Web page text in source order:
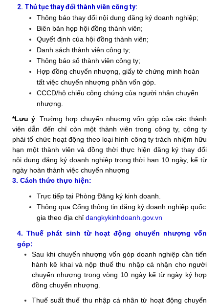
2. Thủ tục thay đổi thành viên công ty:
Thông báo thay đổi nội dung đăng ký doanh nghiệp;
Biên bản họp hội đồng thành viên;
Quyết định của hội đồng thành viên;
Danh sách thành viên công ty;
Thông báo sổ thành viên công ty;
Hợp đồng chuyển nhượng, giấy tờ chứng minh hoàn
tất việc chuyển nhượng phần vốn góp.
CCCD/hộ chiếu công chứng của người nhận chuyển
nhượng.
*Lưu ý: Trường hợp chuyển nhượng vốn góp của các thành
viên dẫn đến chỉ còn một thành viên trong công ty, công ty
phải tổ chức hoạt động theo loại hình công ty trách nhiệm hữu
hạn một thành viên và đồng thời thực hiện đăng ký thay đổi
nội dung đăng ký doanh nghiệp trong thời hạn 10 ngày, kể từ
ngày hoàn thành việc chuyển nhượng
3. Cách thức thực hiện:
Trực tiếp tại Phòng Đăng ký kinh doanh.
Thông qua Cổng thông tin đăng ký doanh nghiệp quốc
gia theo địa chỉ dangkykinhdoanh.gov.vn
4. Thuế phát sinh từ hoạt động chuyển nhượng vốn
góp:
Sau khi chuyển nhượng vốn góp doanh nghiệp cần tiến
hành kê khai và nộp thuế thu nhập cá nhận cho người
chuyển nhượng trong vòng 10 ngày kể từ ngày ký hợp
đồng chuyển nhượng.
Thuế suất thuế thu nhập cá nhân từ hoạt động chuyển